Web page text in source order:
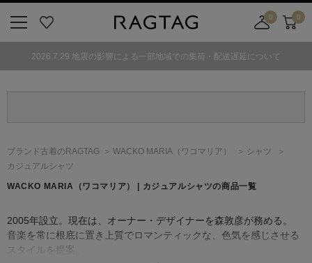
気
0
舗
カ
ト
0
2026.7.29 地震の影響による一部地域での集荷・配送遅延について
ブランド古着のRAGTAG WACKO MARIA （ワコマリア）
シャツ
カジュアルシャツ
WACKO MARIA （ワコマリア） | カジュアルシャツの商品一覧
2005年設立。現在は、オーナー・デザイナーを森敦彦が務める。
音楽を常に根底に置き上質でロマンティックな、色気を感じさせる
スタイルを提案。